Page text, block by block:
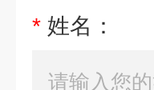
* 姓名：